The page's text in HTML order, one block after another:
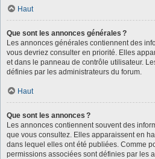
Haut
Que sont les annonces générales ?
Les annonces générales contiennent des
vous devriez consulter en priorité. Elles
et dans le panneau de contrôle utilisateur.
définies par les administrateurs du forum.
Haut
Que sont les annonces ?
Les annonces contiennent souvent des
que vous consultez. Elles apparaissent en
dans lequel elles ont été publiées. Comme
permissions associées sont définies par les